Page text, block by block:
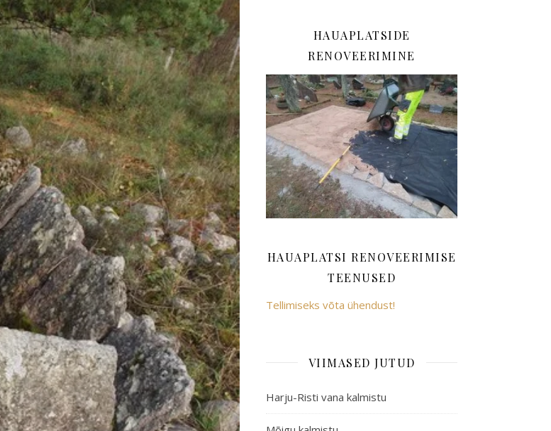
HAUAPLATSIDE
RENOVEERIMINE
HAUAPLATSI RENOVEERIMISE
TEENUSED
Tellimiseks võta ühendust!
VIIMASED JUTUD
Harju-Risti vana kalmistu